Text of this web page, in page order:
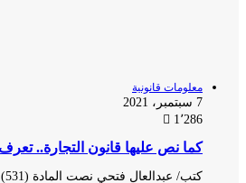
معلومات قانونية
7 سبتمبر، 2021
1٬286
كما نص عليها قانون التجارة..
كتب/ عبدالعال فتحي نصت المادة (531) من قانون رقم (17) لسنة 1999، الخاص بإصدار قانون التجارة وفقاً لآخر تعديل، على…